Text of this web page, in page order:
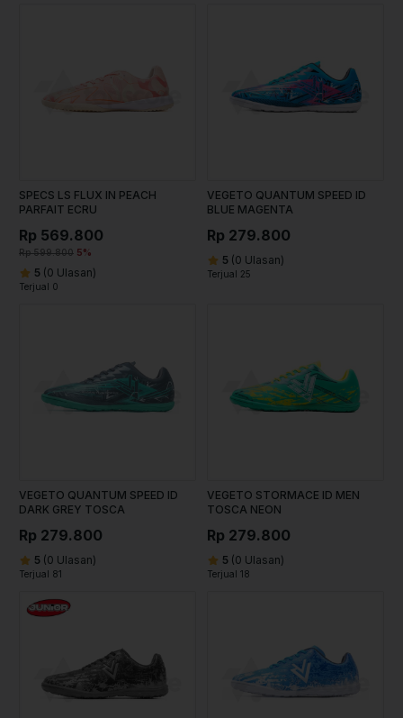
SPECS LS FLUX IN PEACH
PARFAIT ECRU
Rp 569.800
Rp 599.800 5%
5 (0 Ulasan)
Terjual 0
VEGETO QUANTUM SPEED ID
BLUE MAGENTA
Rp 279.800
5 (0 Ulasan)
Terjual 25
VEGETO QUANTUM SPEED ID
DARK GREY TOSCA
Rp 279.800
5 (0 Ulasan)
Terjual 81
VEGETO STORMACE ID MEN
TOSCA NEON
Rp 279.800
5 (0 Ulasan)
Terjual 18